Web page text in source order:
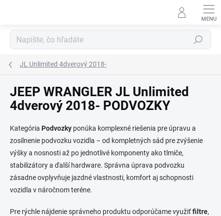
Hľadať
JL Unlimited 4dverový 2018-
JEEP WRANGLER JL Unlimited
4dverový 2018- PODVOZKY
Kategória Podvozky ponúka komplexné riešenia pre úpravu a
zosilnenie podvozku vozidla – od kompletných sád pre zvýšenie
výšky a nosnosti až po jednotlivé komponenty ako tlmiče,
stabilizátory a ďalší hardware. Správna úprava podvozku
zásadne ovplyvňuje jazdné vlastnosti, komfort aj schopnosti
vozidla v náročnom teréne.
Pre rýchle nájdenie správneho produktu odporúčame využiťfiltre,